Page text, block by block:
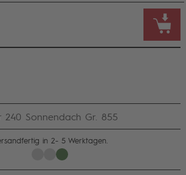
240 Sonnendach Gr. 855
in 2- 5 Werktagen.